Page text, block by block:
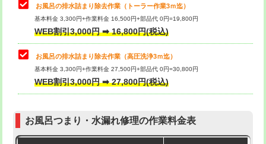
タンクレストイレ脱着 33,000円
小便器トイレ脱着
その他部品の脱着 8,800円～
交換・取付（タンク）
交換・取付（普通便座） 11,000円+材料費
お風呂の排水詰まり除去作業（トーラー作業3ｍ迄）
基本料金 3,300円+作業料金 16,500円+部品代 0円=19,800円
WEB割引3,000円 ➡ 16,800円(税込)
お風呂の排水詰まり除去作業（高圧洗浄3ｍ迄）
基本料金 3,300円+作業料金 27,500円+部品代 0円=30,800円
WEB割引3,000円 ➡ 27,800円(税込)
お風呂つまり・水漏れ修理の作業料金表